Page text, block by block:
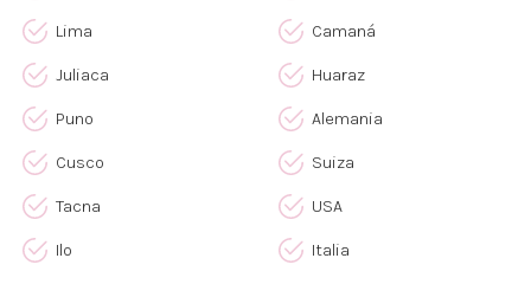
Lima
Juliaca
Puno
Cusco
Tacna
Ilo
Camaná
Huaraz
Alemania
Suiza
USA
Italia